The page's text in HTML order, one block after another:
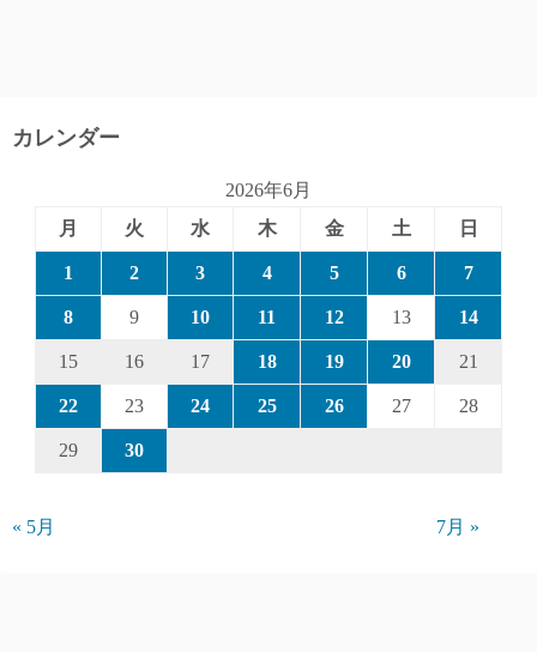
カレンダー
2026年6月
月
火 水 木 金 土 日
1 2 3 4 5 6 7
8 9 10 11 12 13 14
15 16 17 18 19 20 21
22 23 24 25 26 27 28
29 30
« 5月 7月 »